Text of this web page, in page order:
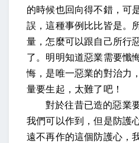
的時候也回向得不錯，可
誤，這種事例比比皆是。
量，怎麼可以跟自己所行
了。明明知道惡業需要懺
悔，是唯一惡業的對治力
量要生起，太難了吧！
對於往昔已造的惡業
我們可以作到，但是防護
遠不再作的這個防護心，